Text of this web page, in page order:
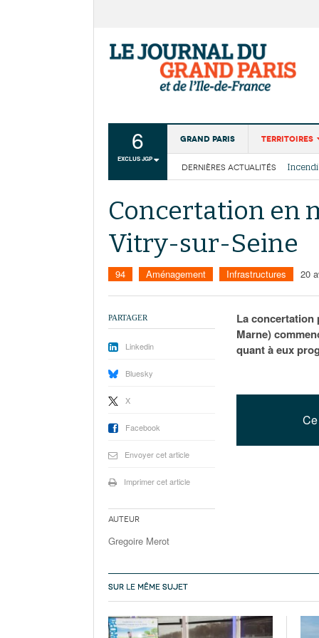
6
EXCLUS JGP
Grand Paris Territoires
Institutions
Services
DERNIÈRES ACTUALITÉS
La
Concertation en
Vitry-sur-Seine
94 Aménagement Infrastructures 20
La concertation
Marne)
quant à eux
PARTAGER
Linkedin
Bluesky
X
Facebook
Envoyer cet article
Imprimer cet article
Auteur
Gregoire Merot
SUR LE MÊME SUJET